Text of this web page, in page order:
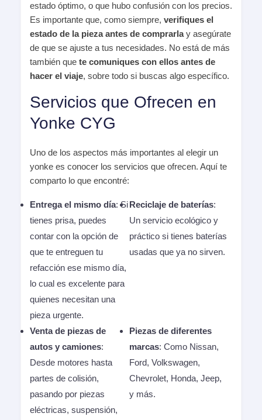
estado óptimo, o que hubo confusión con los precios.
Es importante que, como siempre, verifiques el
estado de la pieza antes de comprarlay asegúrate
de que se ajuste a tus necesidades. No está de más
también que te comuniques con ellos antes de
hacer el viaje, sobre todo si buscas algo específico.
Servicios que Ofrecen en
Yonke CYG
Uno de los aspectos más importantes al elegir un
yonke es conocer los servicios que ofrecen. Aquí te
comparto lo que encontré:
Entrega el mismo día: Si
tienes prisa, puedes
contar con la opción de
que te entreguen tu
refacción ese mismo día,
lo cual es excelente para
quienes necesitan una
pieza urgente.
Reciclaje de baterías:
Un servicio ecológico y
práctico si tienes baterías
usadas que ya no sirven.
Venta de piezas de
autos y camiones:
Desde motores hasta
partes de colisión,
pasando por piezas
eléctricas, suspensión,
Piezas de diferentes
marcas: Como Nissan,
Ford, Volkswagen,
Chevrolet, Honda, Jeep,
y más.